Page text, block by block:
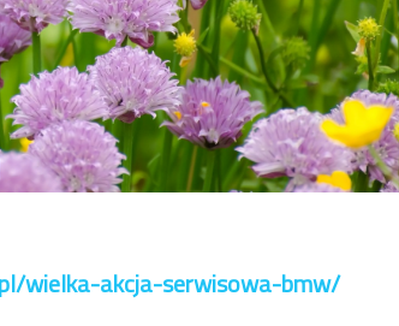
wielka-akcja-serwisowa-bmw/